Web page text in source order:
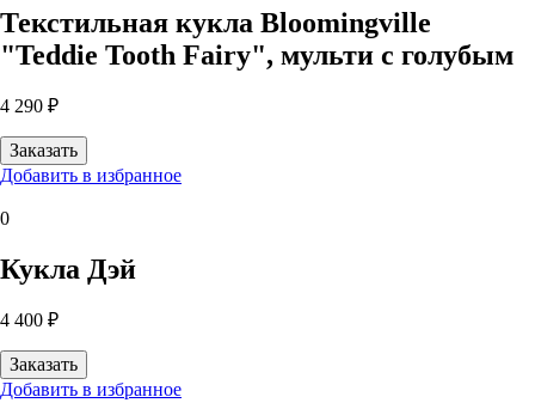
Текстильная кукла Bloomingville
"Teddie Tooth Fairy", мульти с голубым
4 290 ₽
Добавить в избранное
0
Кукла Дэй
4 400 ₽
Добавить в избранное